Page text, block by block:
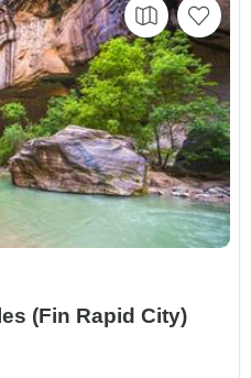
(Fin Rapid City)